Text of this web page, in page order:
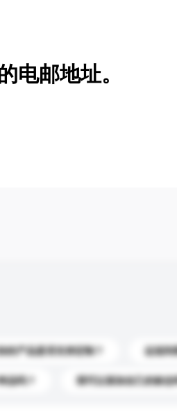
的产品是否支持定制？ 运送到
品吗？ 我可以添加自己的标志
电邮地址。